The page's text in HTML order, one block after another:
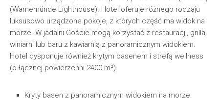
(Warnemünde Lighthouse). Hotel oferuje różnego rodzaju
luksusowo urządzone pokoje, z których część ma widok na
morze. W jadalni Goście mogą korzystać z restauracji, grilla,
winiarni lub baru z kawiarnią z panoramicznym widokiem.
Hotel dysponuje również krytym basenem i strefą wellness
(o łącznej powierzchni 2400 m²).
Kryty basen z panoramicznym widokiem na morze